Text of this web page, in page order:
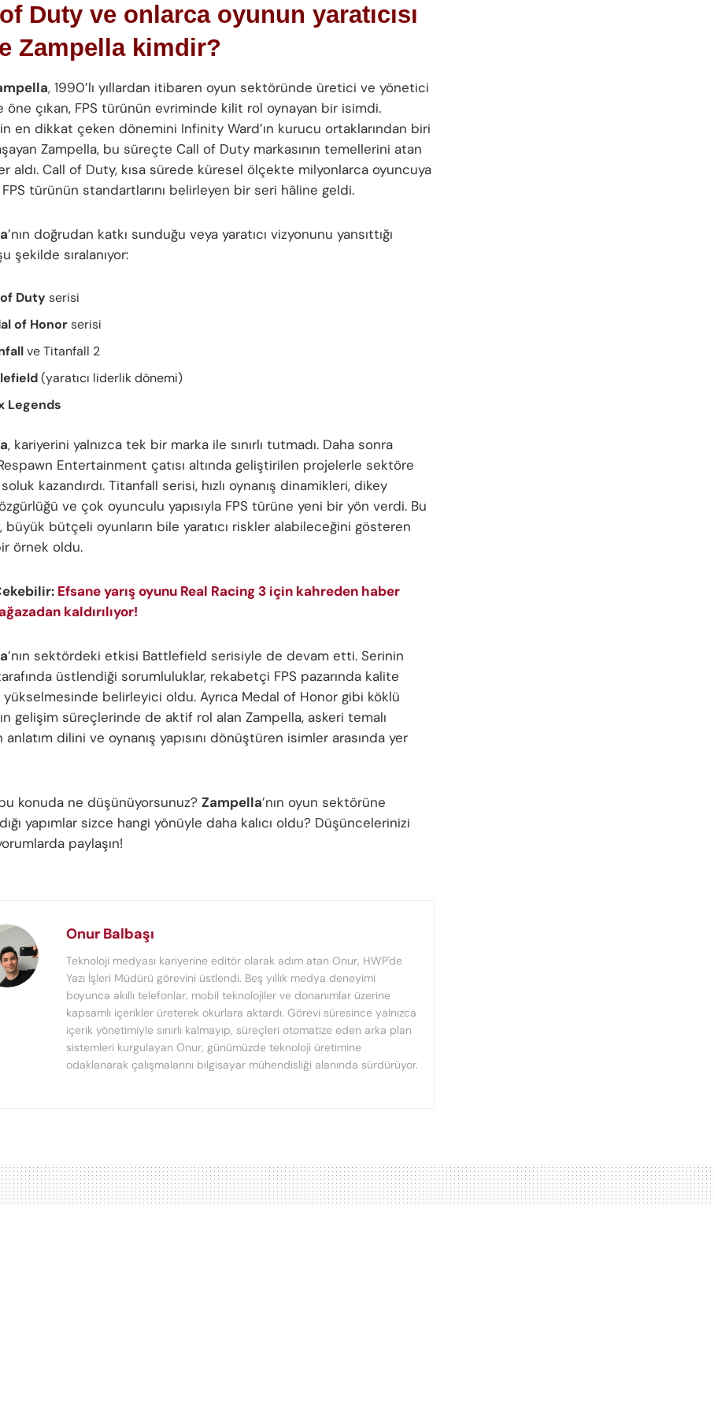
Duty ve onlarca oyunun yaratıcısı
Zampella kimdir?
, 1990’lı yıllardan itibaren oyun sektöründe üretici ve yönetici
öne çıkan, FPS türünün evriminde kilit rol oynayan bir isimdi.
en dikkat çeken dönemini Infinity Ward’ın kurucu ortaklarından biri
Zampella, bu süreçte Call of Duty markasının temellerini atan
aldı. Call of Duty, kısa sürede küresel ölçekte milyonlarca oyuncuya
türünün standartlarını belirleyen bir seri hâline geldi.
’nın doğrudan katkı sunduğu veya yaratıcı vizyonunu yansıttığı
şekilde sıralanıyor:
Dutyserisi
of Honorserisi
ve Titanfall 2
(yaratıcı liderlik dönemi)
Legends
, kariyerini yalnızca tek bir marka ile sınırlı tutmadı. Daha sonra
Entertainment çatısı altında geliştirilen projelerle sektöre
kazandırdı. Titanfall serisi, hızlı oynanış dinamikleri, dikey
ve çok oyunculu yapısıyla FPS türüne yeni bir yön verdi. Bu
büyük bütçeli oyunların bile yaratıcı riskler alabileceğini gösteren
örnek oldu.
Efsane yarış oyunu Real Racing 3 için kahreden haber
kaldırılıyor!
’nın sektördeki etkisi Battlefield serisiyle de devam etti. Serinin
üstlendiği sorumluluklar, rekabetçi FPS pazarında kalite
yükselmesinde belirleyici oldu. Ayrıca Medal of Honor gibi köklü
gelişim süreçlerinde de aktif rol alan Zampella, askeri temalı
anlatım dilini ve oynanış yapısını dönüştüren isimler arasında yer
konuda ne düşünüyorsunuz? Zampella’nın oyun sektörüne
yapımlar sizce hangi yönüyle daha kalıcı oldu? Düşüncelerinizi
paylaşın!
Onur Balbaşı
Teknoloji medyası kariyerine editör olarak adım atan Onur, HWP'de
Yazı İşleri Müdürü görevini üstlendi. Beş yıllık medya deneyimi
boyunca akıllı telefonlar, mobil teknolojiler ve donanımlar üzerine
kapsamlı içerikler üreterek okurlara aktardı. Görevi süresince yalnızca
içerik yönetimiyle sınırlı kalmayıp, süreçleri otomatize eden arka plan
sistemleri kurgulayan Onur, günümüzde teknoloji üretimine
odaklanarak çalışmalarını bilgisayar mühendisliği alanında sürdürüyor.